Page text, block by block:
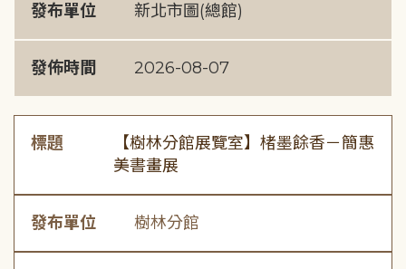
發布單位 新北市圖(總館)
發佈時間 2026-08-07
標題
【樹林分館展覽室】楮墨餘香－簡惠
美書畫展
發布單位 樹林分館